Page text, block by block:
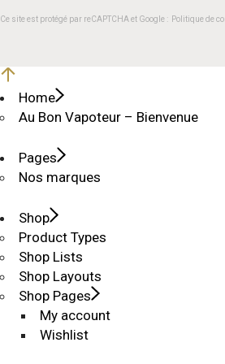
Ce site est protégé par reCAPTCHA et Google : Politique de
Home
Au Bon Vapoteur – Bienvenue
Pages
Nos marques
Shop
Product Types
Shop Lists
Shop Layouts
Shop Pages
My account
Wishlist